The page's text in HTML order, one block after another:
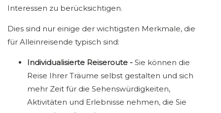
Interessen zu berücksichtigen.
Dies sind nur einige der wichtigsten Merkmale, die
für Alleinreisende typisch sind:
Individualisierte Reiseroute - Sie können die
Reise Ihrer Träume selbst gestalten und sich
mehr Zeit für die Sehenswürdigkeiten,
Aktivitäten und Erlebnisse nehmen, die Sie